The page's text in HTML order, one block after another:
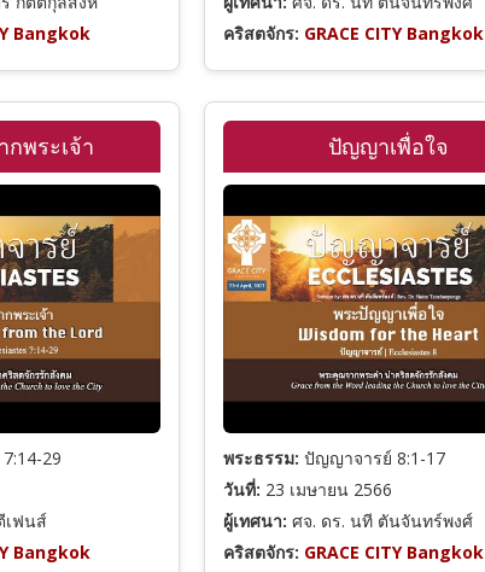
Bangkok
คริสตจักร: GRACE CITY Bangkok
พระเจ้า
29
เฟนส์
Bangkok
ปัญญาเพื่อใจ
พระธรรม: ปัญญาจารย์ 8:1-17
วันที่: 23 เมษายน 2566
ผู้เทศนา: ศจ. ดร. นที ตันจันทร์พงศ์
คริสตจักร: GRACE CITY Bangkok